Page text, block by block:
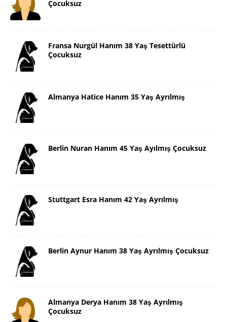
Çocuksuz
Fransa Nurgül Hanım 38 Yaş Tesettürlü
Çocuksuz
Almanya Hatice Hanım 35 Yaş Ayrılmış
Berlin Nuran Hanım 45 Yaş Ayılmış Çocuksuz
Stuttgart Esra Hanım 42 Yaş Ayrılmış
Berlin Aynur Hanım 38 Yaş Ayrılmış Çocuksuz
Almanya Derya Hanım 38 Yaş Ayrılmış
Çocuksuz